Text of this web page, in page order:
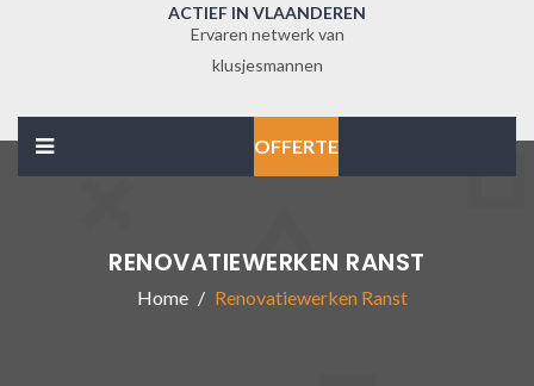
ACTIEF IN VLAANDEREN
Ervaren netwerk van
klusjesmannen
OFFERTE
RENOVATIEWERKEN RANST
Home Renovatiewerken Ranst